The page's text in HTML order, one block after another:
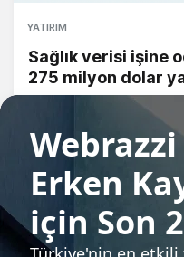
YATIRIM
Sağlık verisi işine
275 milyon dolar
Candeğer Muradoğlu
Sıradaki haber